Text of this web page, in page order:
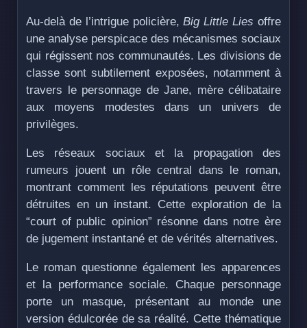
Au-delà de l’intrigue policière,Big Little Lies offre
une analyse perspicace des mécanismes sociaux
qui régissent nos communautés. Les divisions de
classe sont subtilement exposées, notamment à
travers le personnage de Jane, mère célibataire
aux moyens modestes dans un univers de
privilèges.
Les réseaux sociaux et la propagation des
rumeurs jouent un rôle central dans le roman,
montrant comment les réputations peuvent être
détruites en un instant. Cette exploration de la
“court of public opinion” résonne dans notre ère
de jugement instantané et de vérités alternatives.
Le roman questionne également les apparences
et la performance sociale. Chaque personnage
porte un masque, présentant au monde une
version édulcorée de sa réalité. Cette thématique